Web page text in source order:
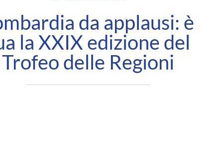
tesseramento UITS
legale
trasparente
da applausi: è
la XXIX edizione del
Trofeo delle Regioni